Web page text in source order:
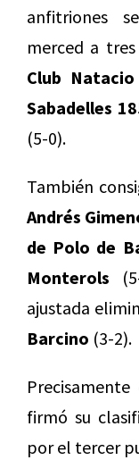
anfitriones
merced a
Club
Sabadelles
(5-0).
También
Andrés
de Polo de
Monterols
ajustada
Barcino (3-2).
firmó su
por el tercer